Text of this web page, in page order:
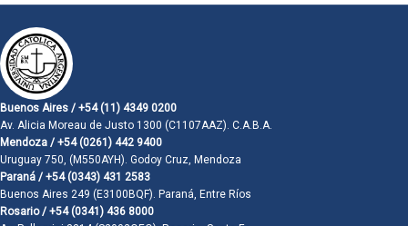
Buenos Aires / +54 (11) 4349 0200
Av. Alicia Moreau de Justo 1300 (C1107AAZ). C.A.B.A.
Mendoza / +54 (0261) 442 9400
Uruguay 750, (M550AYH). Godoy Cruz, Mendoza
Paraná / +54 (0343) 431 2583
Buenos Aires 249 (E3100BQF). Paraná, Entre Ríos
Rosario / +54 (0341) 436 8000